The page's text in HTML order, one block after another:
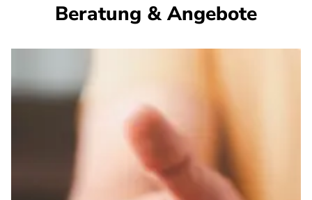
Beratung & Angebote